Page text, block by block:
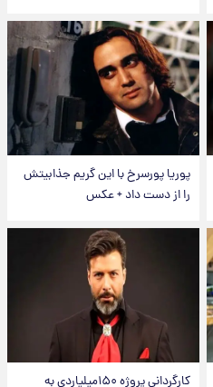
پوریا پورسرخ با این گریم جذابیتش
را از دست داد + عکس
کارگردانی پروژه ۱۵۰میلیاردی به